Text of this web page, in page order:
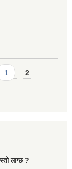
1 2
लाग्छ ?